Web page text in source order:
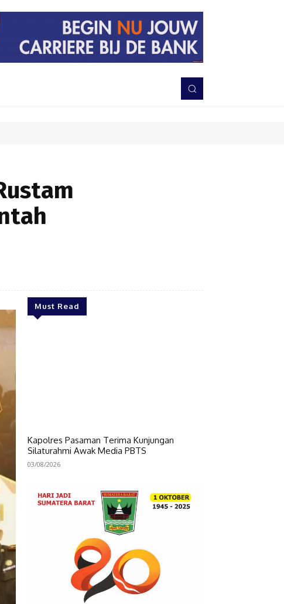
TNI-POLRI
Must Read
Kapolres Pasaman Terima Kunjungan
Silaturahmi Awak Media PBTS
03/08/2026